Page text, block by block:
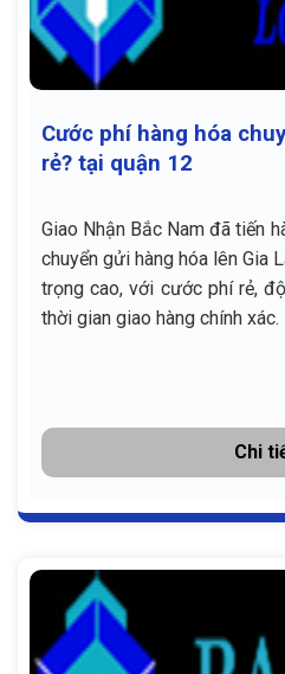
Cước phí hàng hóa
rẻ? tại quận 12
Giao Nhận Bắc Nam đã tiến
chuyển gửi hàng hóa lên Gia
trọng cao, với cước phí rẻ,
thời gian giao hàng chính xác.
Chi